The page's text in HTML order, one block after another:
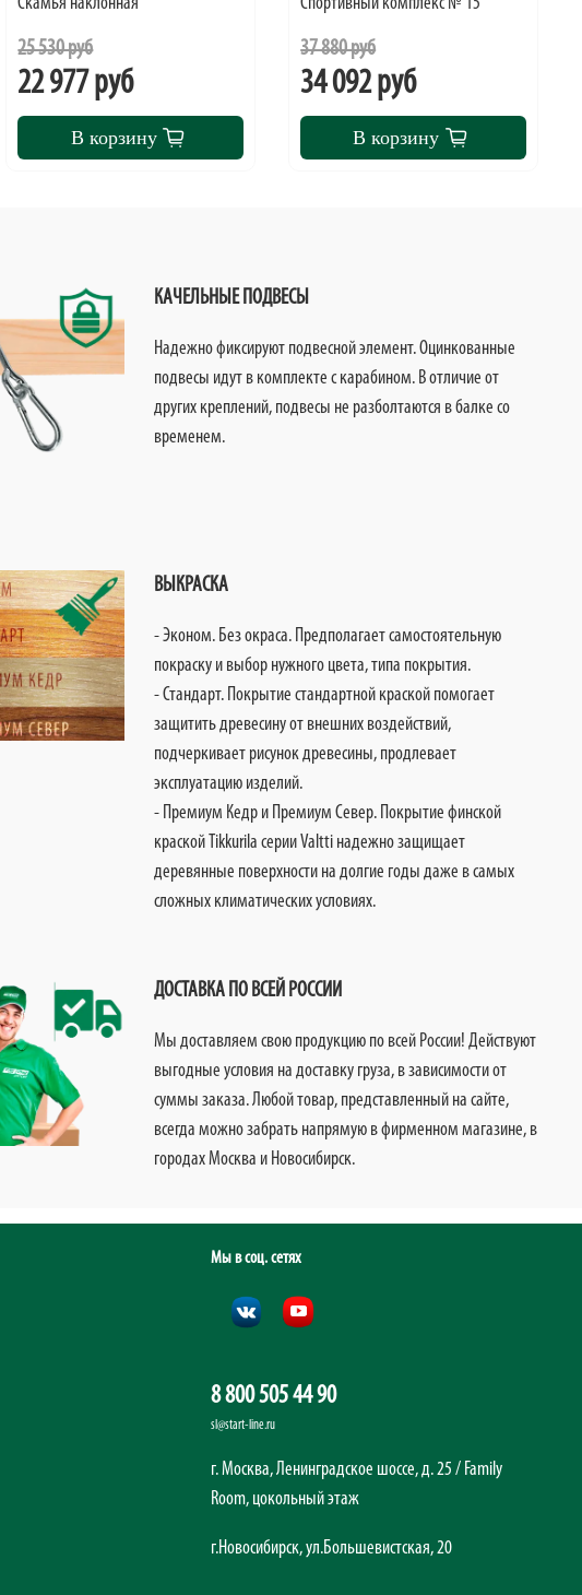
25 530 руб
22 977 руб
В корзину
37 880 руб
34 092 руб
В корзину
КАЧЕЛЬНЫЕ ПОДВЕСЫ
Надежно фиксируют подвесной элемент. Оцинкованные
подвесы идут в комплекте с карабином. В отличие от
других креплений, подвесы не разболтаются в балке со
временем.
ВЫКРАСКА
- Эконом. Без окраса. Предполагает самостоятельную
покраску и выбор нужного цвета, типа покрытия.
- Стандарт. Покрытие стандартной краской помогает
защитить древесину от внешних воздействий,
подчеркивает рисунок древесины, продлевает
эксплуатацию изделий.
- Премиум Кедр и Премиум Север. Покрытие финской
краской Tikkurila серии Valtti надежно защищает
деревянные поверхности на долгие годы даже в самых
сложных климатических условиях.
ДОСТАВКА ПО ВСЕЙ РОССИИ
Мы доставляем свою продукцию по всей России! Действуют
выгодные условия на доставку груза, в зависимости от
суммы заказа. Любой товар, представленный на сайте,
всегда можно забрать напрямую в фирменном магазине, в
городах Москва и Новосибирск.
Мы в соц. сетях
8 800 505 44 90
sl@start-line.ru
г. Москва, Ленинградское шоссе, д. 25 / Family
Room, цокольный этаж
г.Новосибирск, ул.Большевистская, 20